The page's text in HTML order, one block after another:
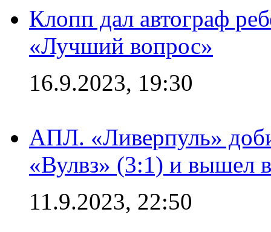
Клопп дал автограф
«Лучший вопрос»
16.9.2023, 19:30
АПЛ. «Ливерпуль»
«Вулвз» (3:1) и вышел
11.9.2023, 22:50